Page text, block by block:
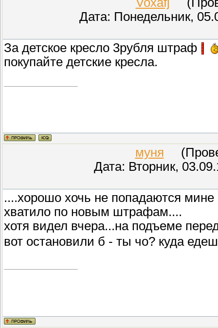
Дата: Понедельник,
За детское кресло 3рубля штраф
покупайте детские кресла.
муня
Дата: Вторник,
....хорошо хочь не попадаются
хватило по новым штрафам....
хотя видел вчера...на подъеме
вот остановили б - ты чо? куда